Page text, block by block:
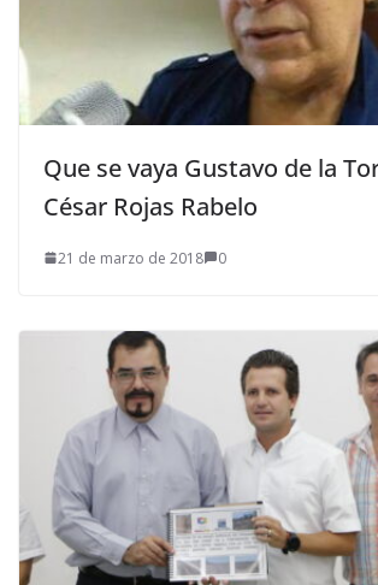
Que se vaya Gustavo de la
César Rojas Rabelo
21 de marzo de 2018 0